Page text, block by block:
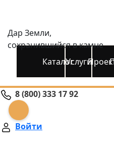
Дар Земли,
сохранившийся в камне
КаталогУслуги
8 (800) 333 17 92
Войти